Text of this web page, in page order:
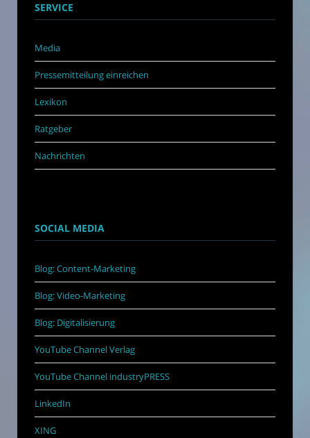
SERVICE
Media
Pressemitteilung einreichen
Lexikon
Ratgeber
Nachrichten
SOCIAL MEDIA
Blog: Content-Marketing
Blog: Video-Marketing
Blog: Digitalisierung
YouTube Channel Verlag
YouTube Channel industryPRESS
LinkedIn
XING